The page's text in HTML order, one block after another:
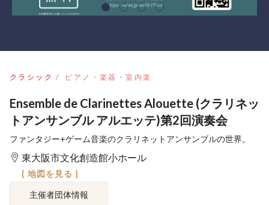
クラシック ピアノ・楽器・室内楽
Ensemble de Clarinettes Alouette (クラリネッ
トアンサンブル アルエッテ)第2回演奏会
ファンタジー+ゲーム音楽のクラリネットアンサンブルの世界。
東大阪市文化創造館小ホール
[ 地図を見る ]
主催者団体情報